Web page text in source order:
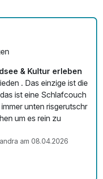
& Kultur erleben
. Das einzige ist die
ist eine Schlafcouch
unten risgerutschr
um es rein zu
am 08.04.2026